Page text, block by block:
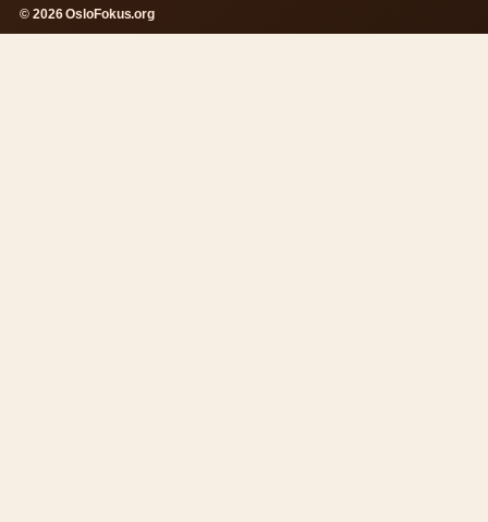
© 2026 OsloFokus.org